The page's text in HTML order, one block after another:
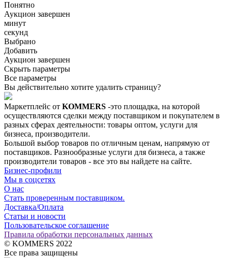
Понятно
Аукцион завершен
минут
секунд
Выбрано
Добавить
Аукцион завершен
Скрыть параметры
Все параметры
Вы действительно хотите удалить страницу?
Маркетплейс от KOMMERS -это площадка, на которой
осуществляются сделки между поставщиком и покупателем в
разных сферах деятельности: товары оптом, услуги для
бизнеса, производители.
Большой выбор товаров по отличным ценам, напрямую от
поставщиков. Разнообразные услуги для бизнеса, а также
производители товаров - все это вы найдете на сайте.
Бизнес-профили
Мы в соцсетях
О нас
Стать проверенным поставщиком.
Доставка/Оплата
Статьи и новости
Пользовательское соглашение
Правила обработки персональных данных
© KOMMERS 2022
Все права защищены